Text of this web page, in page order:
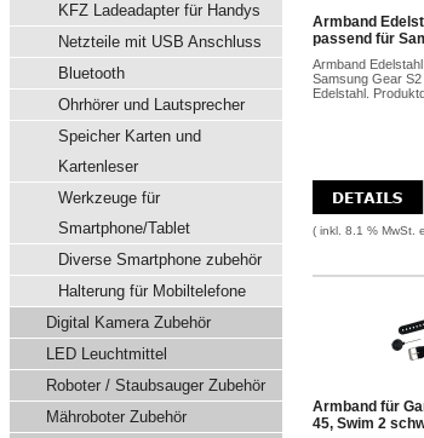
KFZ Ladeadapter für Handys
Netzteile mit USB Anschluss
Bluetooth
Ohrhörer und Lautsprecher
Speicher Karten und
Kartenleser
Werkzeuge für
Smartphone/Tablet
Diverse Smartphone zubehör
Halterung für Mobiltelefone
Digital Kamera Zubehör
LED Leuchtmittel
Roboter / Staubsauger Zubehör
Mähroboter Zubehör
Armband
passend für
Armband
Samsung Gear
Edelstahl.
( inkl. 8.1 % MwSt.
Armband für
45, Swim 2